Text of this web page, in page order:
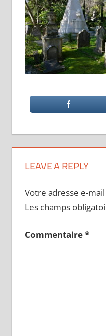
LEAVE A REPLY
Votre adresse e-
Les champs
Commentaire*